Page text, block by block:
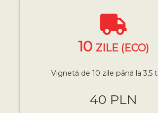
10 ZILE (ECO)
Vignetă de 10 zile până la 3,5
40 PLN